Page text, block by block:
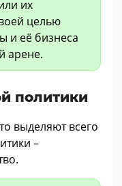
их
целью
и её бизнеса
арене.
политики
выделяют всего
–